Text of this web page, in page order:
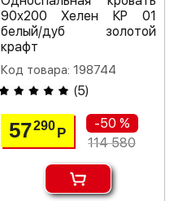
90х200 Хелен КР 01
белый/дуб золотой
крафт
Код товара: 198744
(5)
57290 Р
-50 %
114 580